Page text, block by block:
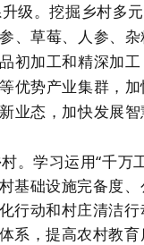
级。挖掘乡村
、草莓、人参、
初加工和精深加
优势产业集群，
业态，加快发展
。学习运用“千
基础设施完备度
行动和村庄清洁
系，提高农村教